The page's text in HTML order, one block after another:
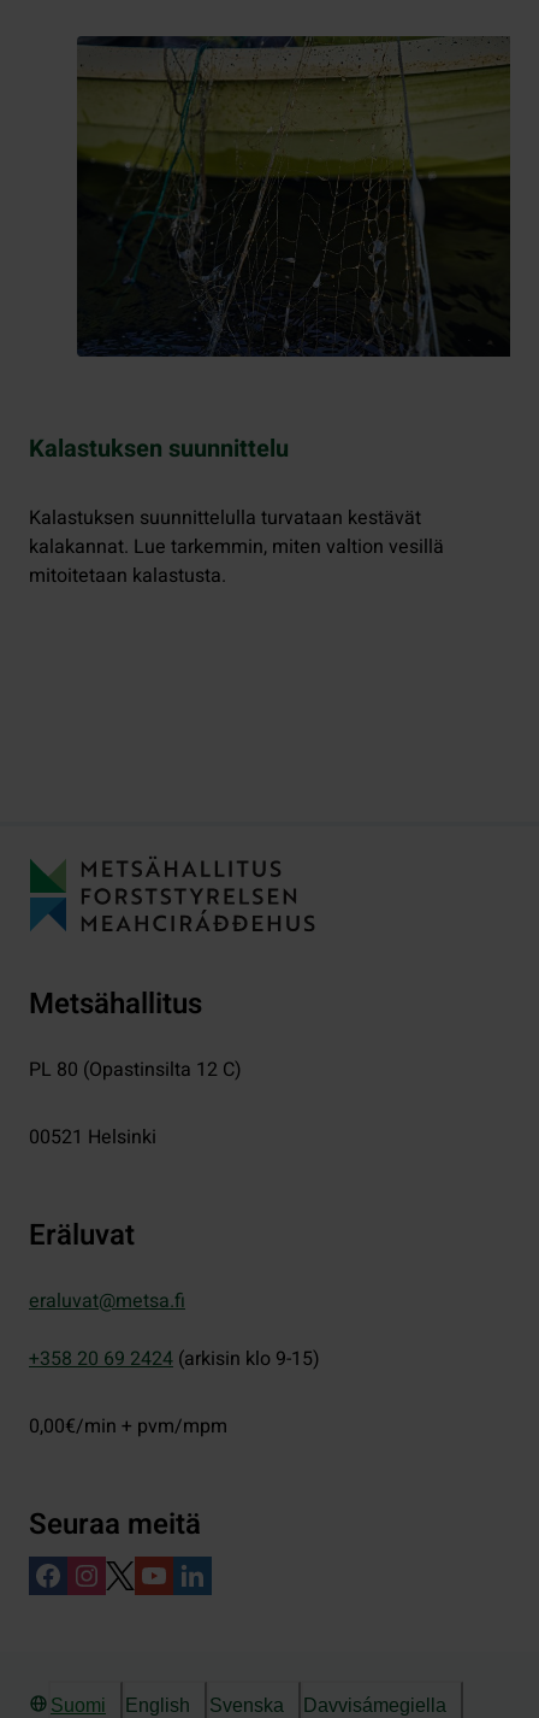
Kalastuksen suunnittelu
Kalastuksen suunnittelulla turvataan kestävät
kalakannat. Lue tarkemmin, miten valtion vesillä
mitoitetaan kalastusta.
Metsähallitus
PL 80 (Opastinsilta 12 C)
00521 Helsinki
Eräluvat
eraluvat@metsa.fi
+358 20 69 2424 (arkisin klo 9-15)
0,00€/min + pvm/mpm
Seuraa meitä
Suomi English Svenska Davvisámegiella